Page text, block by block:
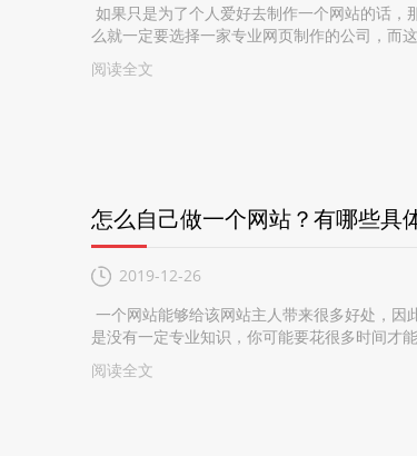
如果只是为了个人爱好去制作一个网站的话
么就一定要选择一家专业网页制作的公司，而
阅读全文
怎么自己做一个网站？有哪些具
2019-12-26
一个网站能够给该网站主人带来很多好处，
是没有一定专业知识，你可能要花很多时间才
阅读全文